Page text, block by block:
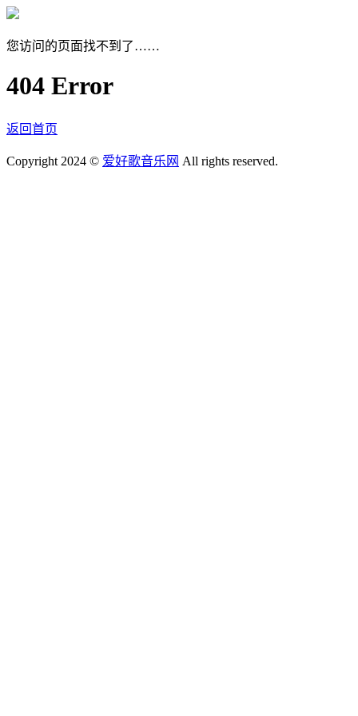
您访问的页面找不到了……
404 Error
返回首页
Copyright 2024 © 爱好歌音乐网 All rights reserved.